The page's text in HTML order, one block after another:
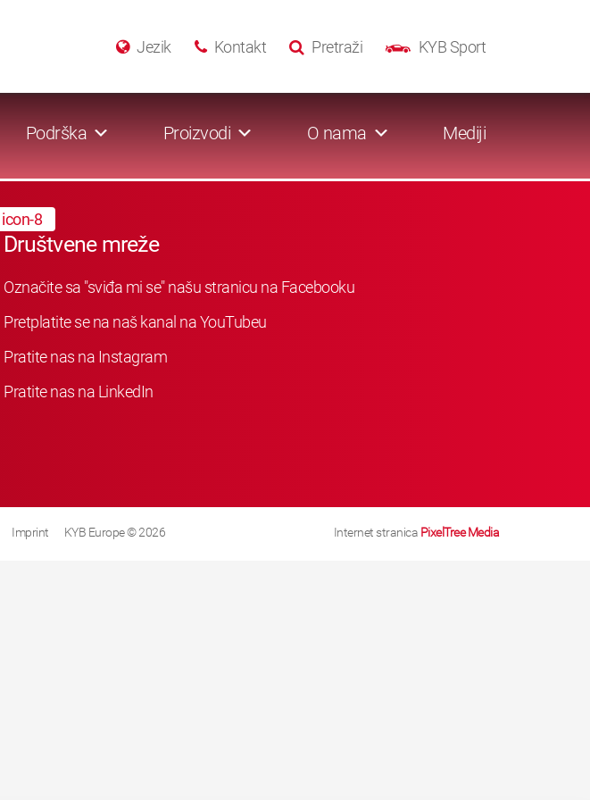
KYB Sport
Pretraži
Kontakt
Jezik
Podrška Proizvodi O nama Mediji
icon-8
Društvene mreže
Označite sa "sviđa mi se" našu stranicu na Facebooku
Pretplatite se na naš kanal na YouTubeu
Pratite nas na Instagram
Pratite nas na LinkedIn
Imprint KYB Europe © 2026 Internet stranica PixelTree Media